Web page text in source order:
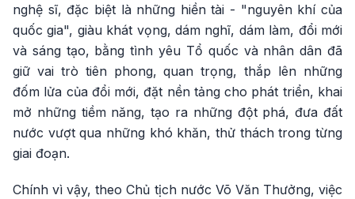
nghệ sĩ, đặc biệt là những hiền tài - "nguyên khí của
quốc gia", giàu khát vọng, dám nghĩ, dám làm, đổi mới
và sáng tạo, bằng tình yêu Tổ quốc và nhân dân đã
giữ vai trò tiên phong, quan trọng, thắp lên những
đốm lửa của đổi mới, đặt nền tảng cho phát triển, khai
mở những tiềm năng, tạo ra những đột phá, đưa đất
nước vượt qua những khó khăn, thử thách trong từng
giai đoạn.
Chính vì vậy, theo Chủ tịch nước Võ Văn Thưởng, việc